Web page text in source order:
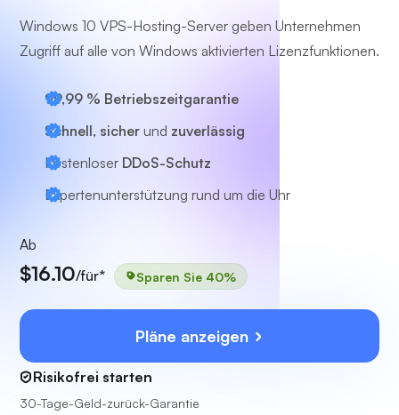
Windows 10 VPS-Hosting-Server geben Unternehmen
Zugriff auf alle von Windows aktivierten Lizenzfunktionen.
99,99 % Betriebszeitgarantie
Schnell, sicher und zuverlässig
Kostenloser DDoS-Schutz
Expertenunterstützung rund um die Uhr
Ab
$16.10/für* Sparen Sie 40%
Pläne anzeigen
Risikofrei starten
30-Tage-Geld-zurück-Garantie